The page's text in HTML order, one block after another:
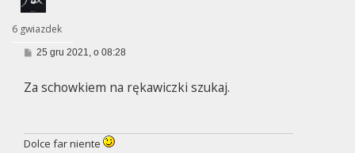
6 gwiazdek
P
t
25 gru 2021, o 08:28
Za schowkiem na rękawiczki szukaj.
Dolce far niente